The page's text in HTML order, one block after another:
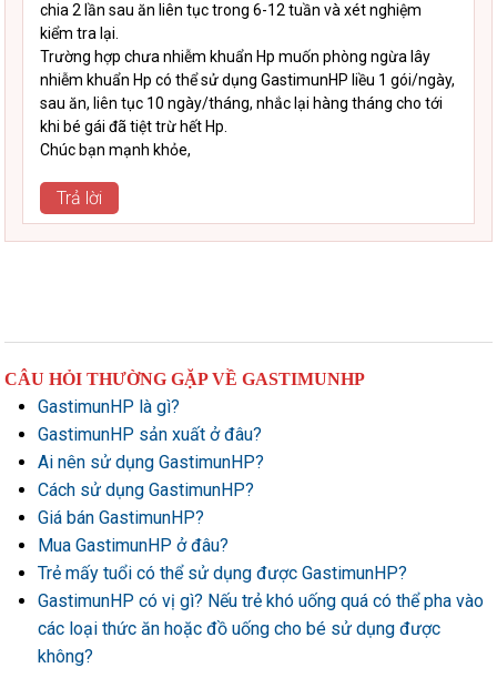
chia 2 lần sau ăn liên tục trong 6-12 tuần và xét nghiệm
kiểm tra lại.
Trường hợp chưa nhiễm khuẩn Hp muốn phòng ngừa lây
nhiễm khuẩn Hp có thể sử dụng GastimunHP liều 1 gói/ngày,
sau ăn, liên tục 10 ngày/tháng, nhắc lại hàng tháng cho tới
khi bé gái đã tiệt trừ hết Hp.
Chúc bạn mạnh khỏe,
Trả lời
CÂU HỎI THƯỜNG GẶP VỀ GASTIMUNHP
GastimunHP là gì?
GastimunHP sản xuất ở đâu?
Ai nên sử dụng GastimunHP?
Cách sử dụng GastimunHP?
Giá bán GastimunHP?
Mua GastimunHP ở đâu?
Trẻ mấy tuổi có thể sử dụng được GastimunHP?
GastimunHP có vị gì? Nếu trẻ khó uống quá có thể pha vào
các loại thức ăn hoặc đồ uống cho bé sử dụng được
không?